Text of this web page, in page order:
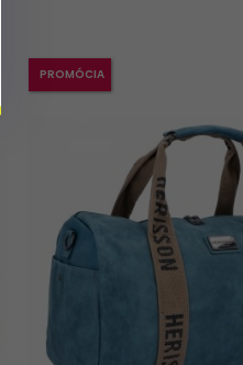
PROMÓCIA